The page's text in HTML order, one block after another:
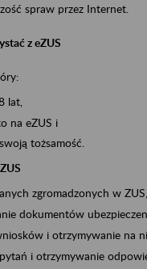
spraw przez Internet.
z eZUS
lat,
na eZUS i
tożsamość.
zgromadzonych w ZUS,
dokumentów
i otrzymywanie na
i otrzymywanie